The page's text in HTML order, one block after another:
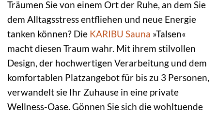
Träumen Sie von einem Ort der Ruhe, an dem Sie
dem Alltagsstress entfliehen und neue Energie
tanken können? Die KARIBU Sauna »Talsen«
macht diesen Traum wahr. Mit ihrem stilvollen
Design, der hochwertigen Verarbeitung und dem
komfortablen Platzangebot für bis zu 3 Personen,
verwandelt sie Ihr Zuhause in eine private
Wellness-Oase. Gönnen Sie sich die wohltuende